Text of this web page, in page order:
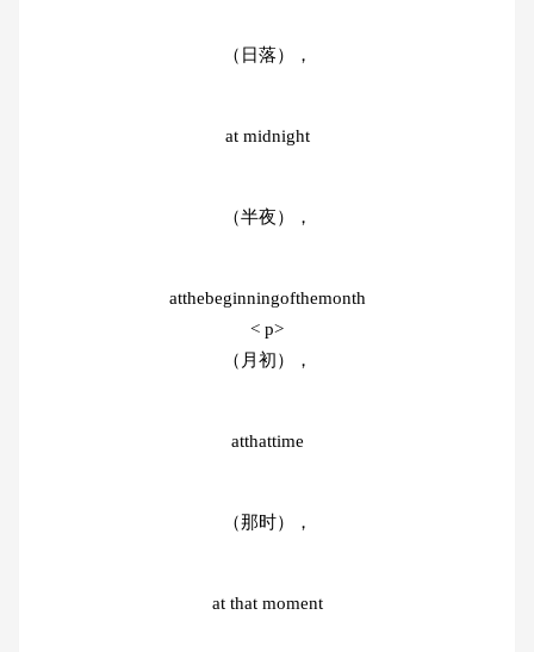
（日落），
at midnight
（半夜），
atthebeginningofthemonth
< p>
（月初），
atthattime
（那时），
at that moment